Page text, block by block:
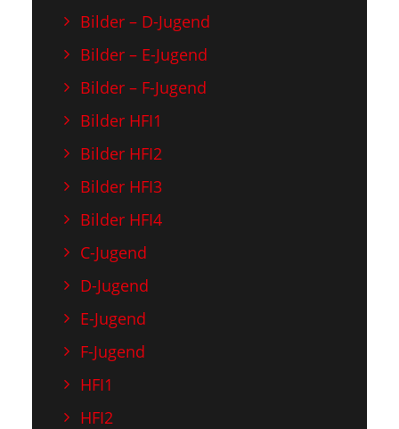
Bilder – D-Jugend
Bilder – E-Jugend
Bilder – F-Jugend
Bilder HFI1
Bilder HFI2
Bilder HFI3
Bilder HFI4
C-Jugend
D-Jugend
E-Jugend
F-Jugend
HFI1
HFI2